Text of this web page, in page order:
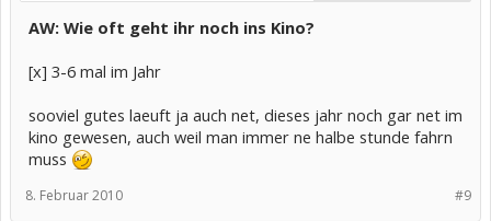
AW: Wie oft geht ihr noch ins Kino?
[x] 3-6 mal im Jahr
sooviel gutes laeuft ja auch net, dieses jahr noch gar net im
kino gewesen, auch weil man immer ne halbe stunde fahrn
muss
#9
8. Februar 2010